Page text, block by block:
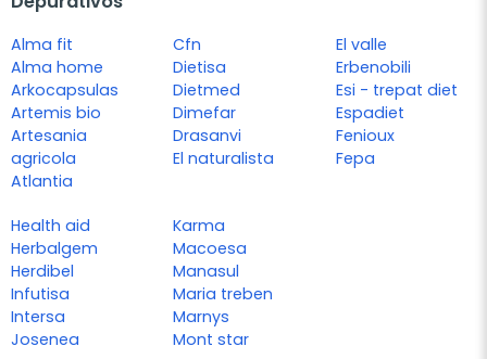
Alma fit
Alma home
Arkocapsulas
Artemis bio
Artesania
agricola
Atlantia
Cfn
Dietisa
Dietmed
Dimefar
Drasanvi
El naturalista
El valle
Erbenobili
Esi - trepat diet
Espadiet
Fenioux
Fepa
Health aid
Herbalgem
Herdibel
Infutisa
Intersa
Josenea
Karma
Macoesa
Manasul
Maria treben
Marnys
Mont star